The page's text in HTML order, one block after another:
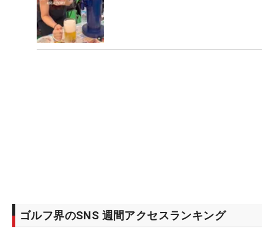
ゴルフ界のSNS 週間アクセスランキング